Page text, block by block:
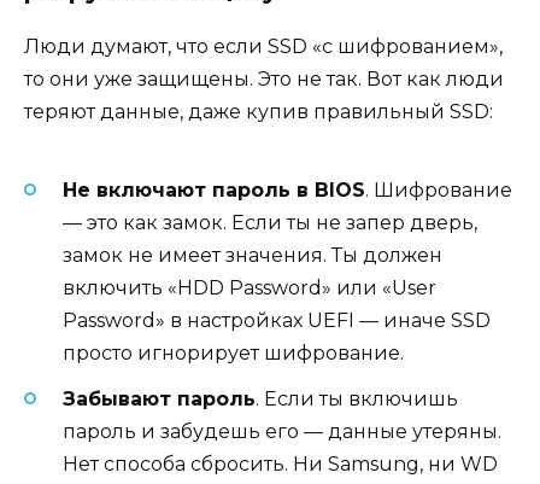
Люди думают, что если SSD «с шифрованием»,
то они уже защищены. Это не так. Вот как люди
теряют данные, даже купив правильный SSD:
Не включают пароль в BIOS. Шифрование
— это как замок. Если ты не запер дверь,
замок не имеет значения. Ты должен
включить «HDD Password» или «User
Password» в настройках UEFI — иначе SSD
просто игнорирует шифрование.
Забывают пароль. Если ты включишь
пароль и забудешь его — данные утеряны.
Нет способа сбросить. Ни Samsung, ни WD